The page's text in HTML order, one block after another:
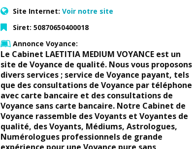
Site Internet: Voir notre site
Siret: 50870650400018
Annonce Voyance:
Le Cabinet LAETITIA MEDIUM VOYANCE est un
site de Voyance de qualité. Nous vous proposons
divers services ; service de Voyance payant, tels
que des consultations de Voyance par téléphone
avec carte bancaire et des consultations de
Voyance sans carte bancaire. Notre Cabinet de
Voyance rassemble des Voyants et Voyantes de
qualité, desVoyants, Médiums, Astrologues,
Numérologues professionnels de grande